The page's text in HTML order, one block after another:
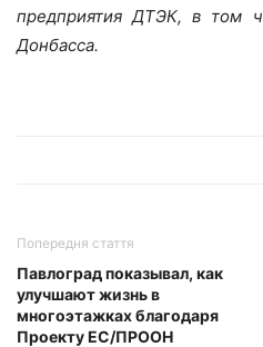
предприятия ДТЭК, в том
Донбасса.
Попередня стаття
Павлоград показывал, как
улучшают жизнь в
многоэтажках благодаря
Проекту ЕС/ПРООН